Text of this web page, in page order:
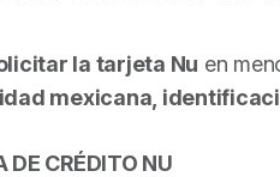
la tarjeta Nu en
mexicana,
DE CRÉDITO NU